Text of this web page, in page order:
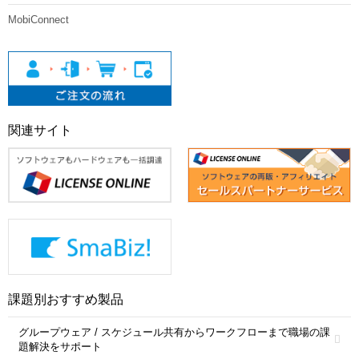
MobiConnect
関連サイト
課題別おすすめ製品
グループウェア / スケジュール共有からワークフローまで職場の課
題解決をサポート